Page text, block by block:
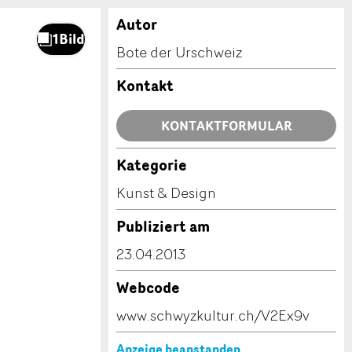
Autor
Bote der Urschweiz
Kontakt
KONTAKTFORMULAR
Kategorie
Kunst & Design
Publiziert am
23.04.2013
Webcode
www.schwyzkultur.ch/V2Ex9v